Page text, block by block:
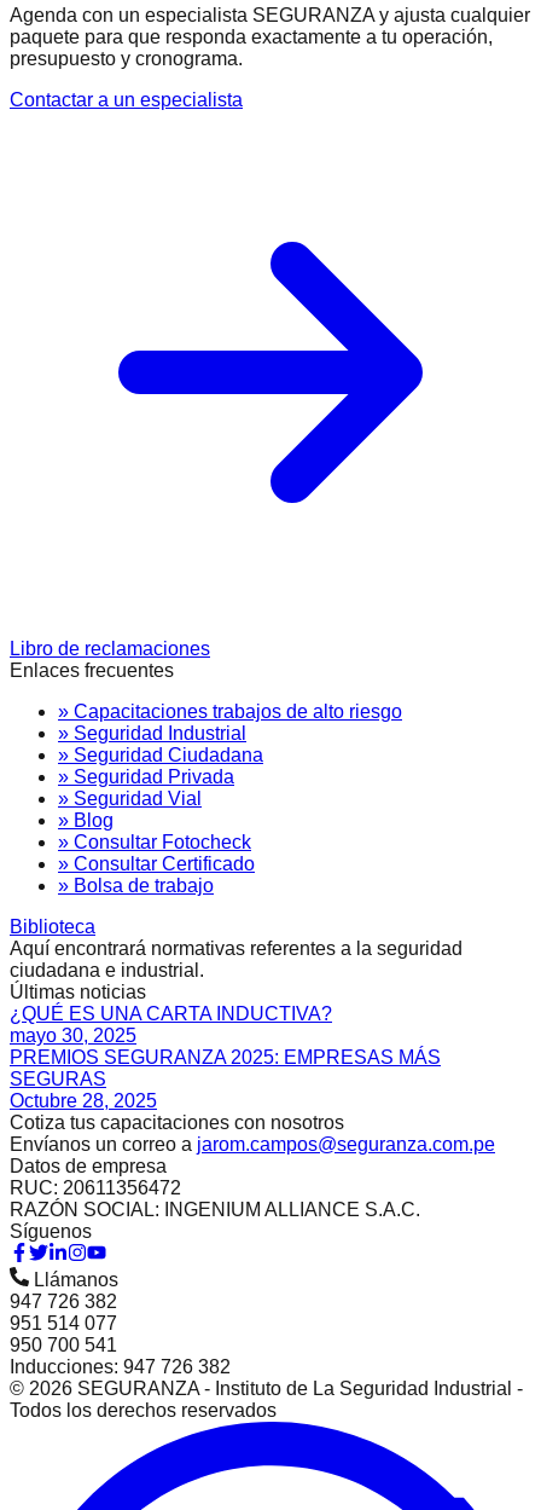
Agenda con un especialista SEGURANZA y ajusta cualquier
paquete para que responda exactamente a tu operación,
presupuesto y cronograma.
Contactar a un especialista
Libro de reclamaciones
Enlaces frecuentes
» Capacitaciones trabajos de alto riesgo
» Seguridad Industrial
» Seguridad Ciudadana
» Seguridad Privada
» Seguridad Vial
» Blog
» Consultar Fotocheck
» Consultar Certificado
» Bolsa de trabajo
Biblioteca
Aquí encontrará normativas referentes a la seguridad
ciudadana e industrial.
Últimas noticias
¿QUÉ ES UNA CARTA INDUCTIVA?
mayo 30, 2025
PREMIOS SEGURANZA 2025: EMPRESAS MÁS
SEGURAS
Octubre 28, 2025
Cotiza tus capacitaciones con nosotros
Envíanos un correo a jarom.campos@seguranza.com.pe
Datos de empresa
RUC: 20611356472
RAZÓN SOCIAL: INGENIUM ALLIANCE S.A.C.
Síguenos
Llámanos
947 726 382
951 514 077
950 700 541
Inducciones: 947 726 382
© 2026 SEGURANZA - Instituto de La Seguridad Industrial -
Todos los derechos reservados